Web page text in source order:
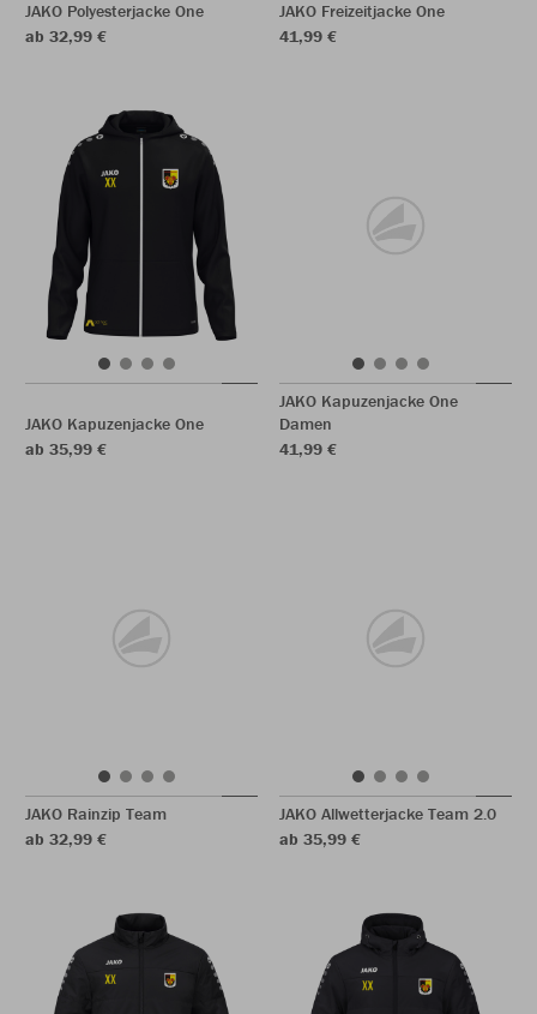
JAKO Polyesterjacke One
ab 32,99 €
JAKO Freizeitjacke One
41,99 €
JAKO Kapuzenjacke One
ab 35,99 €
JAKO Kapuzenjacke One
Damen
41,99 €
JAKO Rainzip Team
ab 32,99 €
JAKO Allwetterjacke Team 2.0
ab 35,99 €